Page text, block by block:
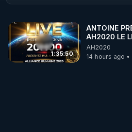
https://www.conseilnational.fr
       * remplir le formulaire contact et le valider
Nous seront heureux de
de vie et de savoir, pour le bien
1:35:50
ANTOINE
AH2020 LE LIVE
06/08/
AH2020
14 hours ago